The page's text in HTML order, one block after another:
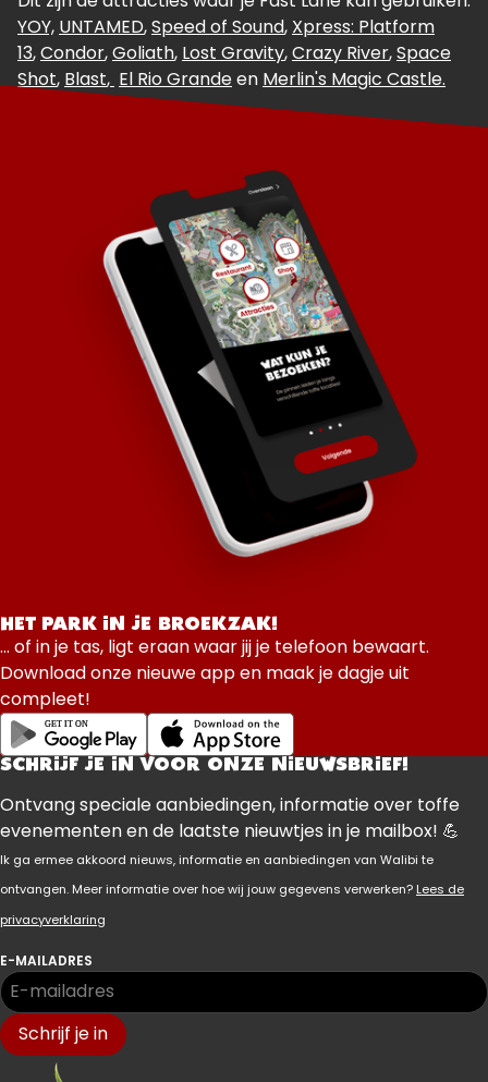
YOY, UNTAMED,Speed of Sound, Xpress: Platform
13,Condor,Goliath, Lost Gravity,Crazy River,Space
Shot, Blast, El Rio Grandeen Merlin's Magic Castle.
HET PARK IN JE BROEKZAK!
... of in je tas, ligt eraan waar jij je telefoon bewaart.
Download onze nieuwe app en maak je dagje uit
compleet!
SCHRIJF JE IN VOOR ONZE NIEUWSBRIEF!
Ontvang speciale aanbiedingen, informatie over toffe
evenementen en de laatste nieuwtjes in je mailbox! 💪
Ik ga ermee akkoord nieuws, informatie en aanbiedingen van Walibi te
ontvangen. Meer informatie over hoe wij jouw gegevens verwerken? Lees de
privacyverklaring
E-MAILADRES
Schrijf je in